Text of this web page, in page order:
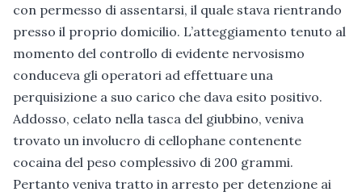
con permesso di assentarsi, il quale stava rientrando
presso il proprio domicilio. L’atteggiamento tenuto al
momento del controllo di evidente nervosismo
conduceva gli operatori ad effettuare una
perquisizione a suo carico che dava esito positivo.
Addosso, celato nella tasca del giubbino, veniva
trovato un involucro di cellophane contenente
cocaina del peso complessivo di 200 grammi.
Pertanto veniva tratto in arresto per detenzione ai